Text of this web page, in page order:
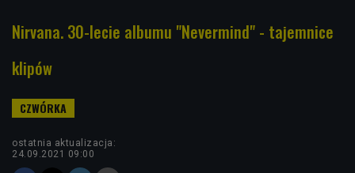
Nirvana. 30-lecie albumu "Nevermind" - tajemnice
klipów
ostatnia aktualizacja:
24.09.2021 09:00